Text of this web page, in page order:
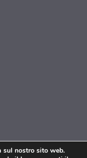
sul nostro sito web.